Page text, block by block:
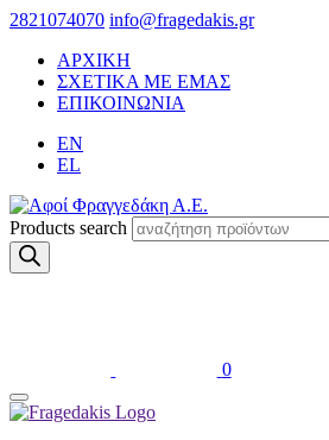
2821074070 info@fragedakis.gr
ΑΡΧΙΚΗ
ΣΧΕΤΙΚΑ ΜΕ ΕΜΑΣ
ΕΠΙΚΟΙΝΩΝΙΑ
EN
EL
Products search
0